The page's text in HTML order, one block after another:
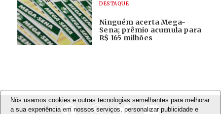
DESTAQUE
Ninguém acerta Mega-
Sena; prêmio acumula para
R$ 165 milhões
Nós usamos cookies e outras tecnologias semelhantes para melhorar
a sua experiência em nossos serviços, personalizar publicidade e